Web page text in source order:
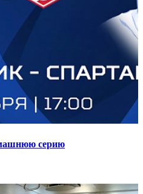
серию